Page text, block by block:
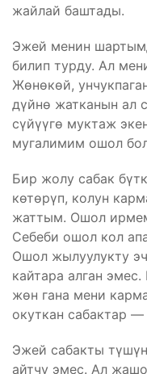
жайлай баштады.
Эжей менин
билип турду. Ал
Жөнөкөй,
дүйнө жатканын ал
сүйүүгө муктаж
мугалимим ошол
Бир жолу сабак
көтөрүп, колун
жаттым. Ошол
Себеби ошол кол
Ошол жылуулукту
кайтара алган
жөн гана мени
окуткан сабактар
Эжей сабакты
айтчу эмес. Ал